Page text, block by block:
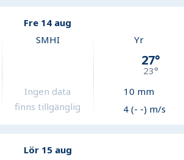
Fre 14 aug
SMHI
Ingen data
finns tillgänglig
Yr
27°
23°
10 mm
4 (- -) m/s
Lör 15 aug